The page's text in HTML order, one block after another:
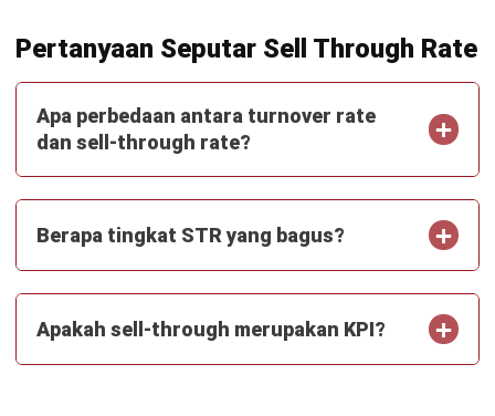
Coba Hashy Sekarang
Mulai demo gratis hari ini tanpa komitmen. Dapatkan solusi terbaik
untuk bisnis yang lebih efisien.